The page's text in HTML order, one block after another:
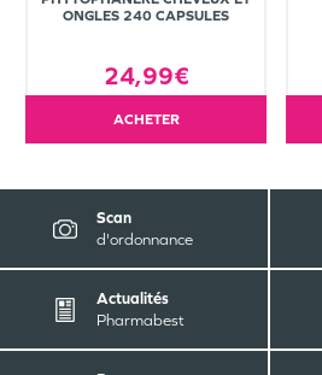
ONGLES 240 CAPSULES
24,99€
ACHETER
Scan
d'ordonnance
Actualités
Pharmabest